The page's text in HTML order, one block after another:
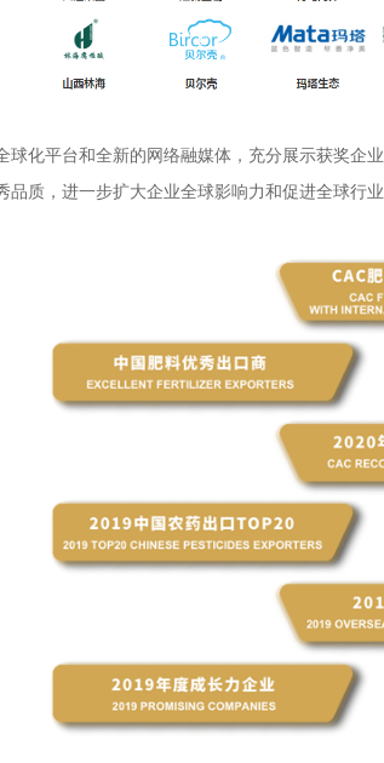
球化平台和全新的网络融媒体，充分展示获奖企
品质，进一步扩大企业全球影响力和促进全球行